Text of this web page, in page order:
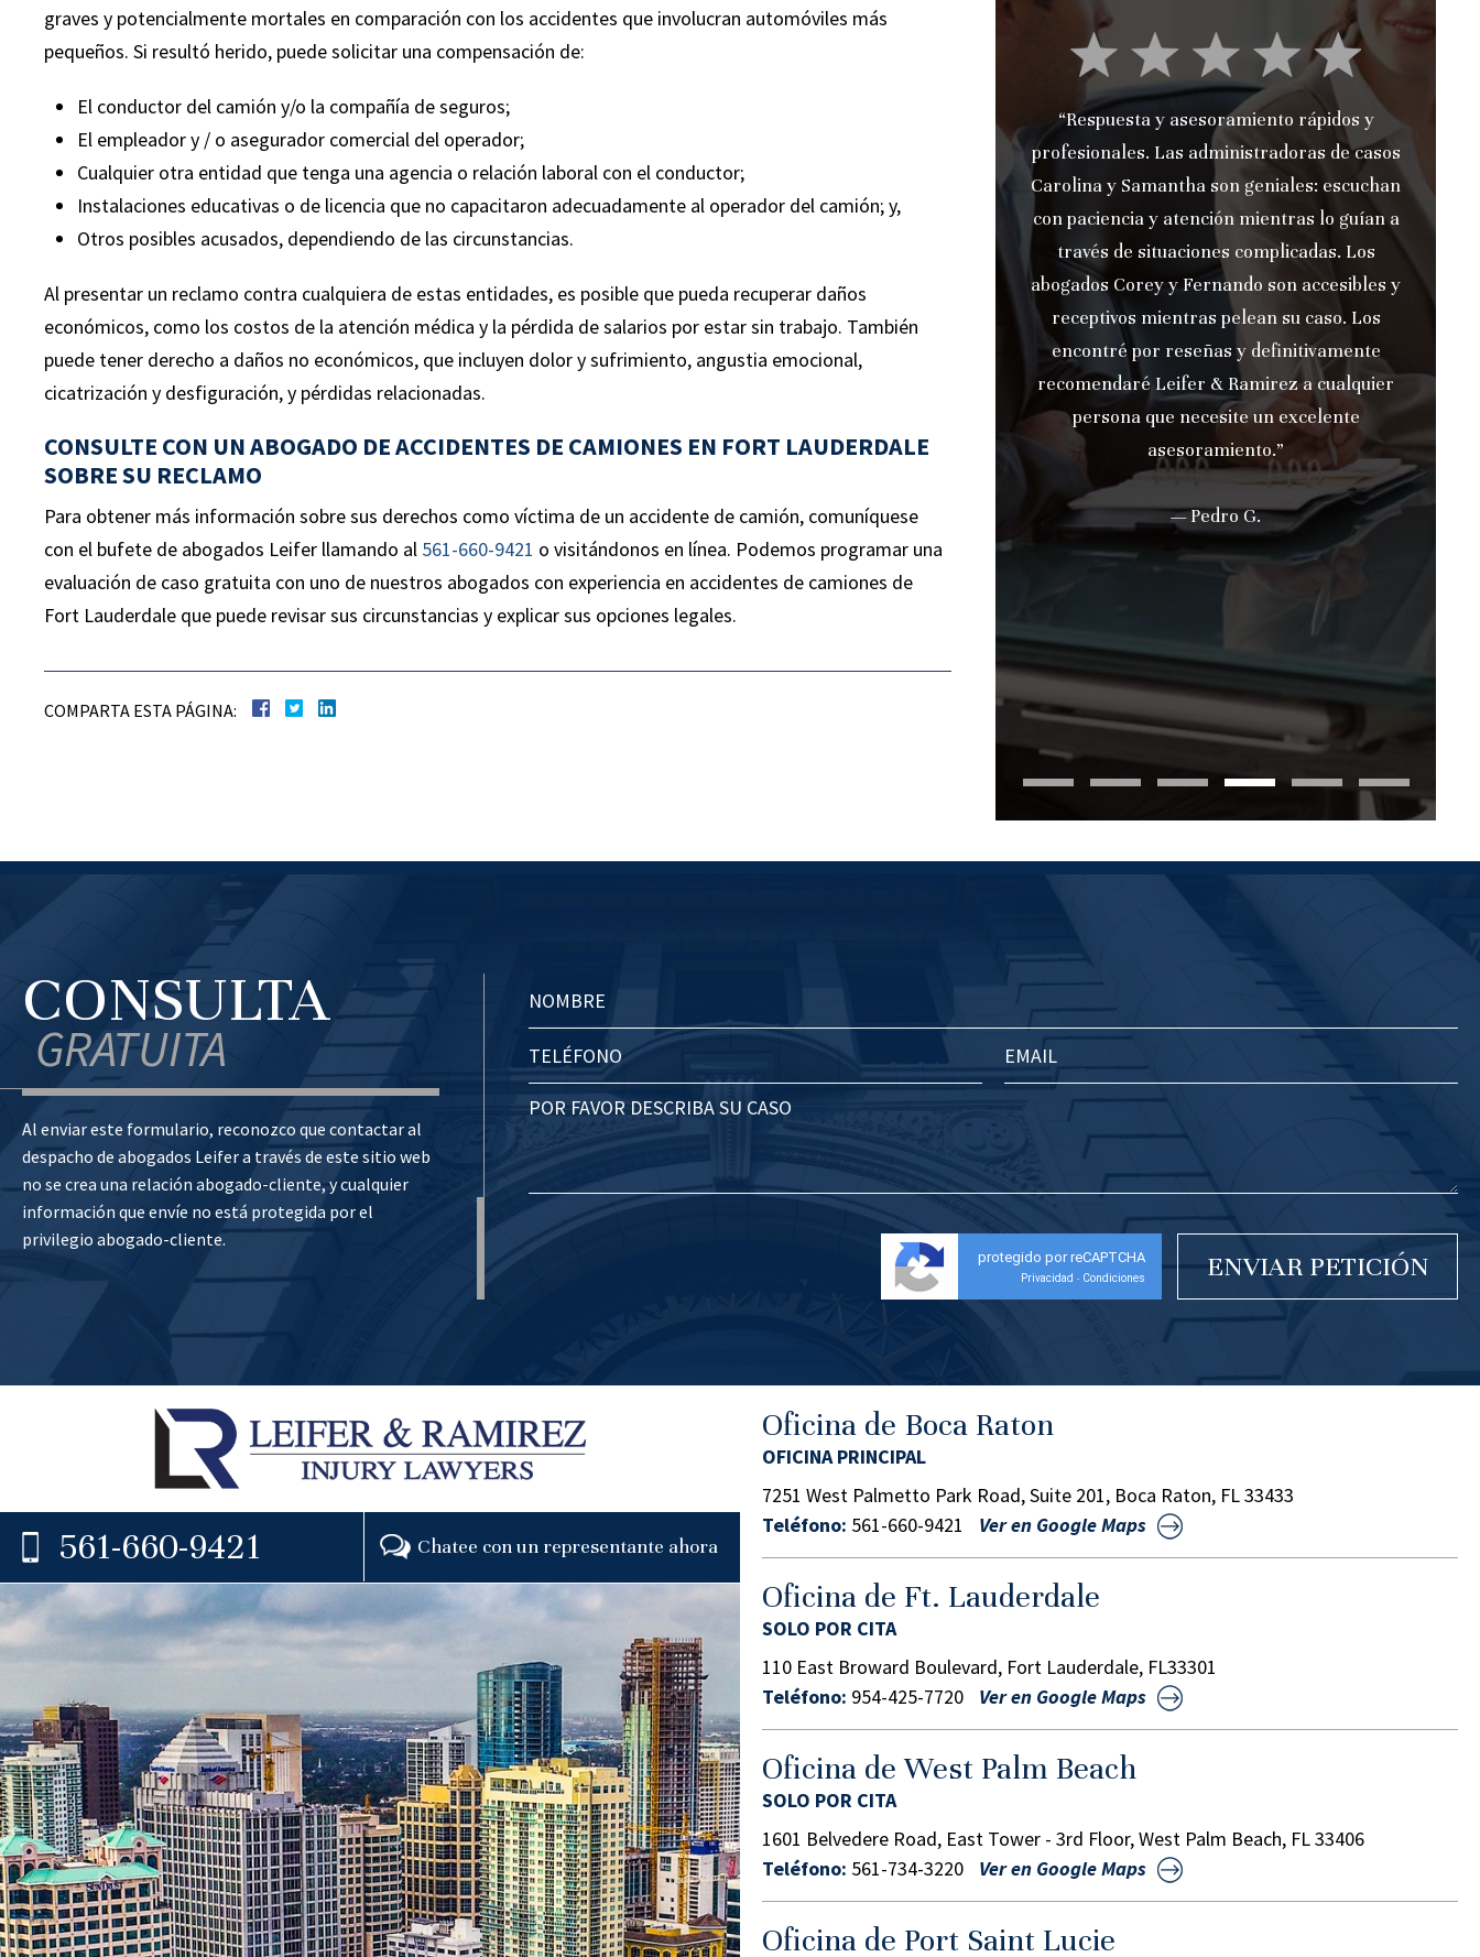
graves y potencialmente mortales en comparación con los accidentes que involucran automóviles más
pequeños. Si resultó herido, puede solicitar una compensación de:
El conductor del camión y/o la compañía de seguros;
El empleador y / o asegurador comercial del operador;
Cualquier otra entidad que tenga una agencia o relación laboral con el conductor;
Instalaciones educativas o de licencia que no capacitaron adecuadamente al operador del camión; y,
Otros posibles acusados, dependiendo de las circunstancias.
Al presentar un reclamo contra cualquiera de estas entidades, es posible que pueda recuperar daños
económicos, como los costos de la atención médica y la pérdida de salarios por estar sin trabajo. También
puede tener derecho a daños no económicos, que incluyen dolor y sufrimiento, angustia emocional,
cicatrización y desfiguración, y pérdidas relacionadas.
CONSULTE CON UN ABOGADO DE ACCIDENTES DE CAMIONES EN FORT LAUDERDALE
SOBRE SU RECLAMO
Para obtener más información sobre sus derechos como víctima de un accidente de camión, comuníquese
con el bufete de abogados Leifer llamando al 561-660-9421 o visitándonos en línea. Podemos programar una
evaluación de caso gratuita con uno de nuestros abogados con experiencia en accidentes de camiones de
Fort Lauderdale que puede revisar sus circunstancias y explicar sus opciones legales.
COMPARTA ESTA PÁGINA:
cosas
caso,
dinero
a
“Mi nombre es Juan Álvarez ... Recomiendo
encarecidamente el Leifer & Ramirez a
cualquiera. Mi esposa y yo no podríamos
estar más contentos con el manejo de
nuestro caso. Corey Leifer fue
extremadamente profesional, con los pies en
la tierra, nos dio excelentes consejos
durante todo el proceso. Él y su personal
pudieron mantenernos informados y
El Sr. Leifer y su excelente personal, los
tailandeses y todos en la oficina fueron una
verdadera bendición ... ¡fueron mucho más
allá de nuestras expectativas! Gracias Corey
Leifer ... mejor bufete de abogados en el sur
de Florida.”
trabajo increíble. Samantha hizo que el
proceso fuera extremadamente fácil.
pregunta y mantenerme informado sobre el
caso; solo de primera clase de principio a fin
lo recomendaría encarecidamente.
“Respuesta y asesoramiento rápidos y
profesionales. Las administradoras de casos
Carolina y Samantha son geniales: escuchan
con paciencia y atención mientras lo guían a
través de situaciones complicadas. Los
abogados Corey y Fernando son accesibles y
receptivos mientras pelean su caso. Los
encontré por reseñas y definitivamente
recomendaré Leifer & Ramirez a cualquier
persona que necesite un excelente
asesoramiento.”
— Pedro G.
CONSULTA
GRATUITA
Al enviar este formulario, reconozco que contactar al
despacho de abogados Leifer a través de este sitio web
no se crea una relación abogado-cliente, y cualquier
información que envíe no está protegida por el
privilegio abogado-cliente.
protegido por reCAPTCHA
Privacidad - Condiciones
561-660-9421 Chatee con un representante ahora
Oficina de Boca Raton
OFICINA PRINCIPAL
7251 West Palmetto Park Road, Suite 201, Boca Raton, FL 33433
Teléfono: 561-660-9421 Ver en Google Maps
Oficina de Ft. Lauderdale
SOLO POR CITA
110 East Broward Boulevard, Fort Lauderdale, FL33301
Teléfono: 954-425-7720 Ver en Google Maps
Oficina de West Palm Beach
SOLO POR CITA
1601 Belvedere Road, East Tower - 3rd Floor, West Palm Beach, FL 33406
Teléfono: 561-734-3220 Ver en Google Maps
Oficina de Port Saint Lucie